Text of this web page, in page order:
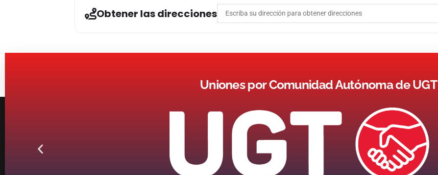
Obtener las direcciones Address - Jornada: Políticas Organizativas Del Sindicato I []
Uniones por Comunidad Autónoma de UGT